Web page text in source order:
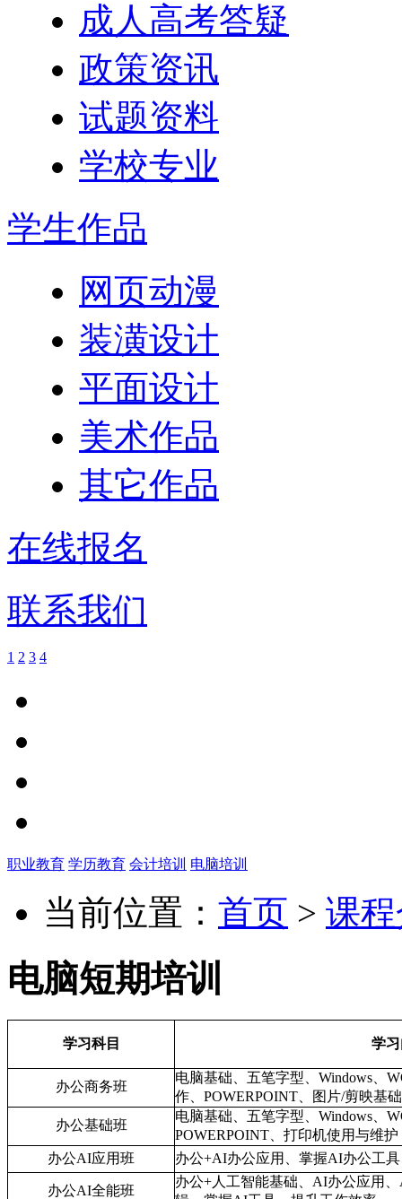
成人高考答疑
政策资讯
试题资料
学校专业
学生作品
网页动漫
装潢设计
平面设计
美术作品
其它作品
在线报名
联系我们
1 2 3 4
职业教育 学历教育 会计培训 电脑培训
当前位置： 首页 > 课
电脑短期培训
学习科目 学
办公商务班
电脑基础、五笔字型、Windows、
作、POWERPOINT、图片/剪映基
办公基础班
电脑基础、五笔字型、Windows、
POWERPOINT、打印机使用与维护
办公AI应用班
办公+AI办公应用、掌握AI办公工
办公AI全能班
办公+人工智能基础、AI办公应用